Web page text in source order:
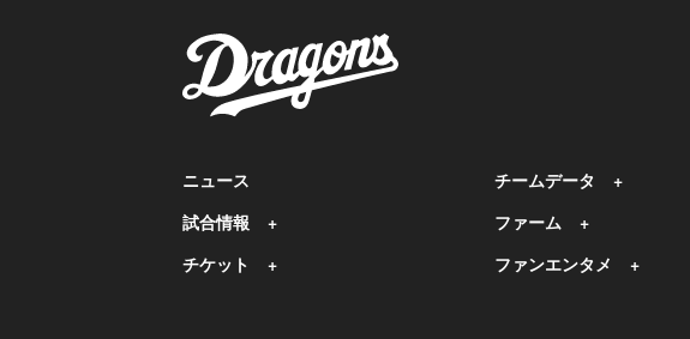
ニュース
試合情報
チケット
チームデータ
ファーム
ファンエンタメ